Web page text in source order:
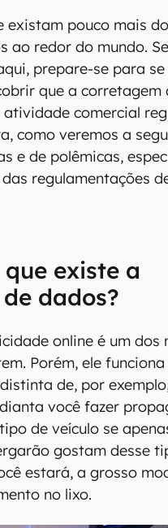
existam pouco mais
ao redor do mundo.
prepare-se para
que a corretagem
comercial
como veremos a
e de polêmicas,
regulamentações
existe a
dados?
online é um dos
Porém, ele
de, por
você fazer
de veículo se
gostam desse
estará, a grosso
no lixo.